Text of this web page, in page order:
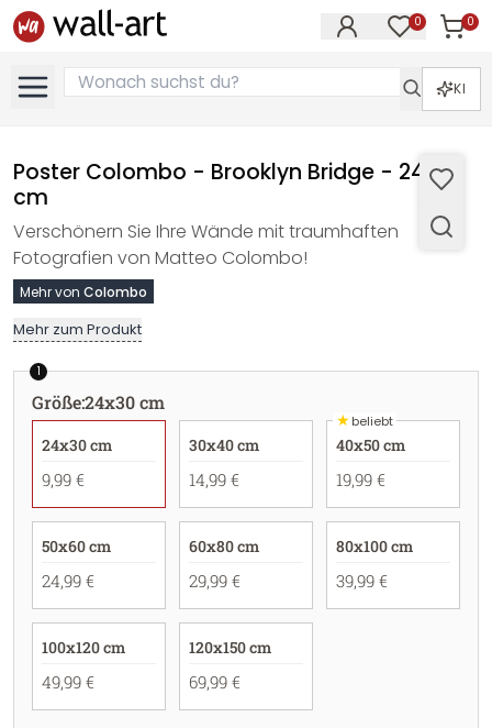
0 0
KI
Poster Colombo - Brooklyn Bridge - 24x30
cm
Verschönern Sie Ihre Wände mit traumhaften
Fotografien von Matteo Colombo!
Mehr von Colombo
Mehr zum Produkt
1
Größe:24x30 cm
24x30 cm
9,99 €
30x40 cm
14,99 €
★beliebt
40x50 cm
19,99 €
50x60 cm
24,99 €
60x80 cm
29,99 €
80x100 cm
39,99 €
100x120 cm
49,99 €
120x150 cm
69,99 €